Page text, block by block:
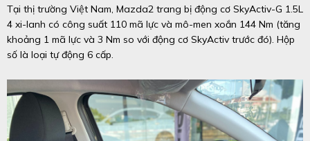
Tại thị trường Việt Nam, Mazda2 trang bị động cơ SkyActiv-G 1.5L
4 xi-lanh có công suất 110 mã lực và mô-men xoắn 144 Nm (tăng
khoảng 1 mã lực và 3 Nm so với động cơ SkyActiv trước đó). Hộp
số là loại tự động 6 cấp.